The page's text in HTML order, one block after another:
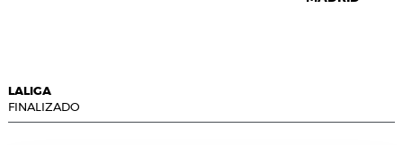
LALIGA
FINALIZADO